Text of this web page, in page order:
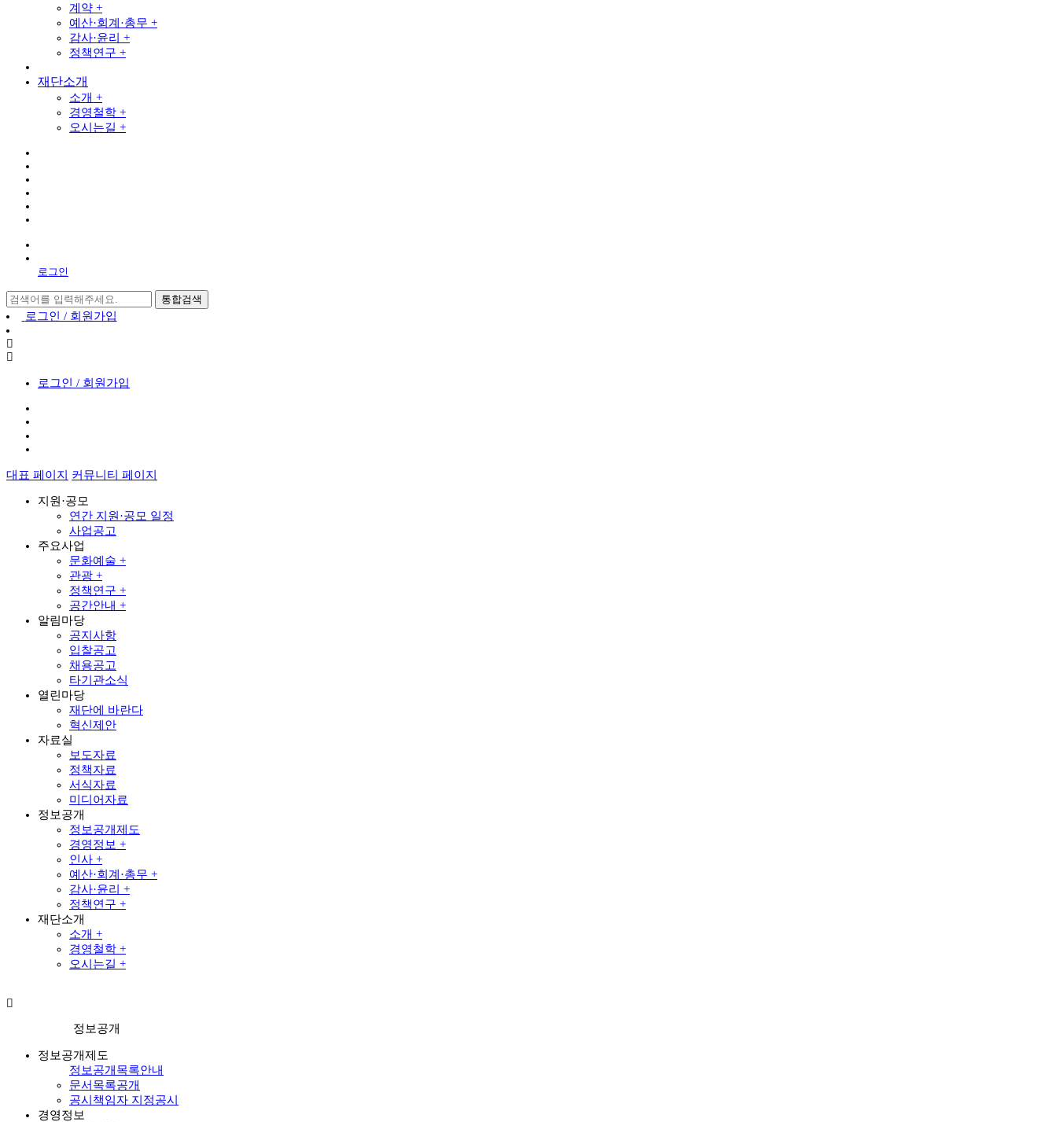
계약 +
예산·회계·총무 +
감사·윤리 +
정책연구 +
재단소개
소개 +
경영철학 +
오시는길 +
로그인
통합검색
로그인 / 회원가입
로그인 / 회원가입
대표 페이지 커뮤니티 페이지
지원·공모
연간 지원·공모 일정
사업공고
주요사업
문화예술 +
관광 +
정책연구 +
공간안내 +
알림마당
공지사항
입찰공고
채용공고
타기관소식
열린마당
재단에 바란다
혁신제안
자료실
보도자료
정책자료
서식자료
미디어자료
정보공개
정보공개제도
경영정보 +
인사 +
예산·회계·총무 +
감사·윤리 +
정책연구 +
재단소개
소개 +
경영철학 +
오시는길 +
정보공개
정보공개제도
정보공개목록안내
문서목록공개
공시책임자 지정공시
경영정보